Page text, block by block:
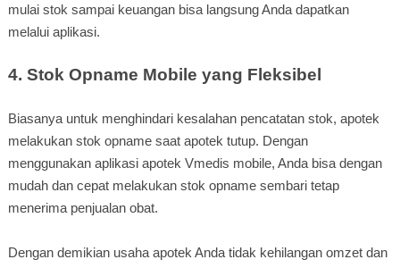
mulai stok sampai keuangan bisa langsung Anda dapatkan
melalui aplikasi.
4. Stok Opname Mobile yang Fleksibel
Biasanya untuk menghindari kesalahan pencatatan stok, apotek
melakukan stok opname saat apotek tutup. Dengan
menggunakan aplikasi apotek Vmedis mobile, Anda bisa dengan
mudah dan cepat melakukan stok opname sembari tetap
menerima penjualan obat.
Dengan demikian usaha apotek Anda tidak kehilangan omzet dan